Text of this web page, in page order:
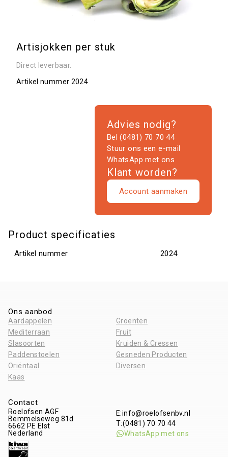
Artisjokken per stuk
Direct leverbaar.
Artikel nummer 2024
Advies nodig?
Bel (0481) 70 70 44
Stuur ons een e-mail
WhatsApp met ons
Klant worden?
Account aanmaken
Product specificaties
Artikel nummer 2024
Ons aanbod
Aardappelen
Groenten
Mediterraan
Fruit
Slasoorten
Kruiden & Cressen
Paddenstoelen
Gesneden Producten
Oriëntaal
Diversen
Kaas
Contact
Roelofsen AGF
Bemmelseweg 81d
6662 PE Elst
Nederland
E:info@roelofsenbv.nl
T:(0481) 70 70 44
WhatsApp met ons